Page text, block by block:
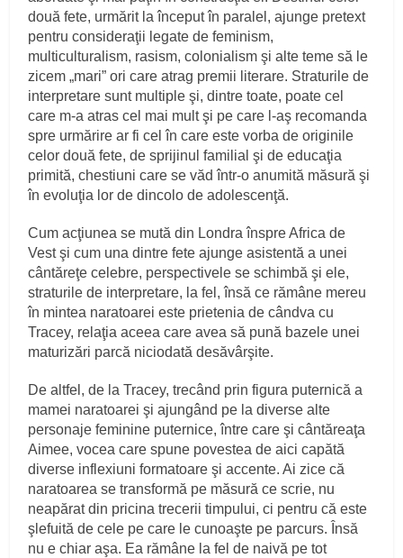
două fete, urmărit la început în paralel, ajunge pretext
pentru consideraţii legate de feminism,
multiculturalism, rasism, colonialism şi alte teme să le
zicem „mari” ori care atrag premii literare. Straturile de
interpretare sunt multiple şi, dintre toate, poate cel
care m-a atras cel mai mult şi pe care l-aş recomanda
spre urmărire ar fi cel în care este vorba de originile
celor două fete, de sprijinul familial şi de educaţia
primită, chestiuni care se văd într-o anumită măsură şi
în evoluţia lor de dincolo de adolescenţă.
Cum acţiunea se mută din Londra înspre Africa de
Vest şi cum una dintre fete ajunge asistentă a unei
cântăreţe celebre, perspectivele se schimbă şi ele,
straturile de interpretare, la fel, însă ce rămâne mereu
în mintea naratoarei este prietenia de cândva cu
Tracey, relaţia aceea care avea să pună bazele unei
maturizări parcă niciodată desăvârşite.
De altfel, de la Tracey, trecând prin figura puternică a
mamei naratoarei şi ajungând pe la diverse alte
personaje feminine puternice, între care şi cântăreaţa
Aimee, vocea care spune povestea de aici capătă
diverse inflexiuni formatoare şi accente. Ai zice că
naratoarea se transformă pe măsură ce scrie, nu
neapărat din pricina trecerii timpului, ci pentru că este
şlefuită de cele pe care le cunoaşte pe parcurs. Însă
nu e chiar aşa. Ea rămâne la fel de naivă pe tot